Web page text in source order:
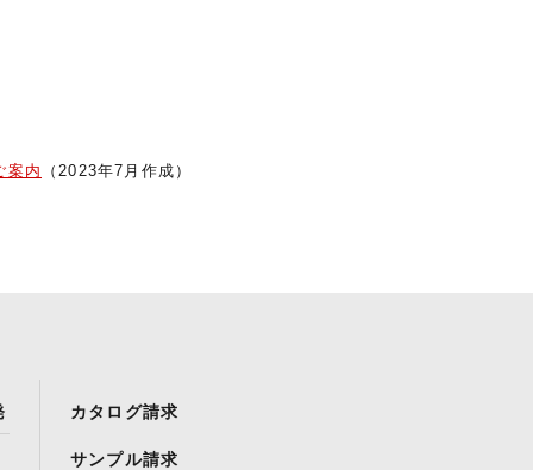
案内 （2023年7月作成）
カタログ請求
サンプル請求